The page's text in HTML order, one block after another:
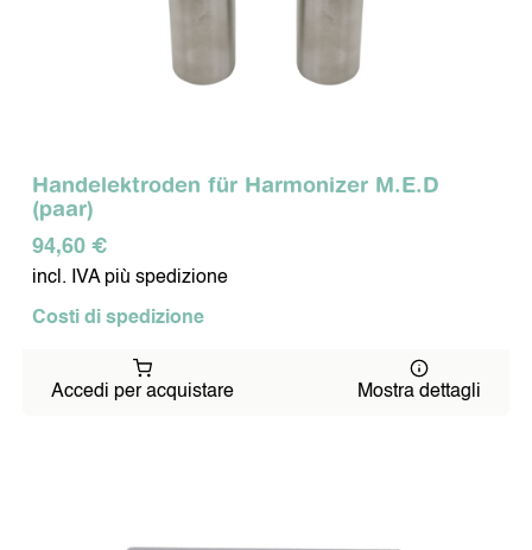
Handelektroden für Harmonizer M.E.D
(paar)
94,60 €
incl. IVA più spedizione
Costi di spedizione
Accedi per acquistare Mostra dettagli